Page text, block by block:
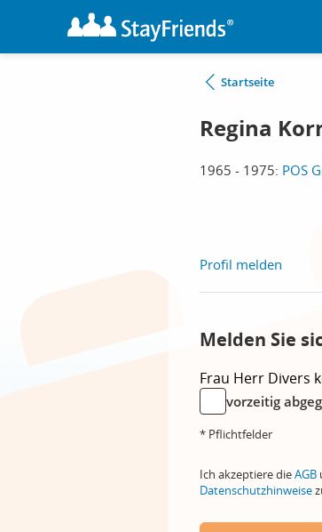
Startseite
Regina
1965 - 1975: POS
Profil melden
Melden Sie
Frau Herr Divers
vorzeitig
* Pflichtfelder
Ich akzeptiere dieAGB
Datenschutzhinweise